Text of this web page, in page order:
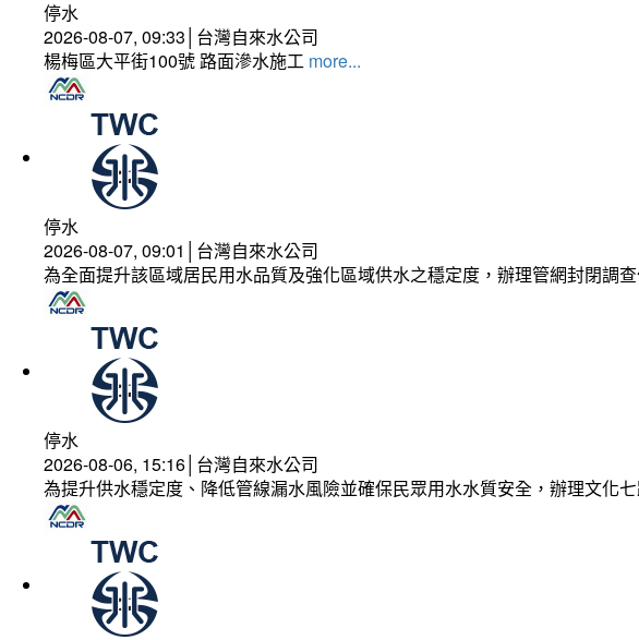
停水
2026-08-07, 09:33│台灣自來水公司
楊梅區大平街100號 路面滲水施工 more...
停水
2026-08-07, 09:01│台灣自來水公司
為全面提升該區域居民用水品質及強化區域供水之穩定度，辦理管網封閉調
停水
2026-08-06, 15:16│台灣自來水公司
為提升供水穩定度、降低管線漏水風險並確保民眾用水水質安全，辦理文化